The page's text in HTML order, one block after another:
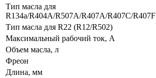
Тип масла для
R134a/R404A/R507A/R407A/R407C/R407F
Тип масла для R22 (R12/R502)
Максимальный рабочий ток, А
Объем масла, л
Фреон
Длина, мм